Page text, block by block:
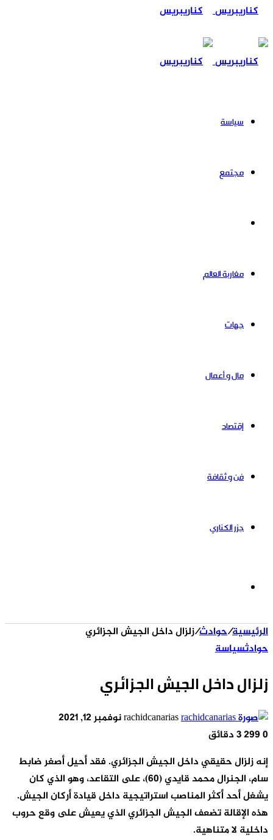
سياسة
مجتمع
مغاربة العالم
جهات
مال و أعمال
إقتصاد
فن و ثقافة
جزر الكناري
المظلمالرئيسية/حوادث/زلزال داخل الجيش الجزائري
حوادثسياسة
زلزال داخل الجيش الجزائري
rachidcanariasأرسل
إلكترونيا
نوفمبر 12, 2021
0
3 دقائق
إنه زلزال حقيقي داخل الجيش الجزائري. فقد أحيل أصغر ضابط
سام، الجنرال محمد قايدي (60)، على التقاعد، وهو الذي كان
يشغل أحد أكثر المناصب استراتيجية داخل قيادة أركان الجيش.
هذه الإقالة تضعف الجيش الجزائري الذي يعيش على وقع حروب
داخلية لا متناهية.